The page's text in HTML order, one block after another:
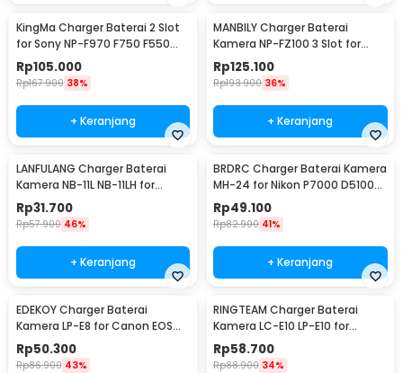
KingMa Charger Baterai 2 Slot
for Sony NP-F970 F750 F550
FM500H FM50 - BM058-F550
Rp105.000
Rp167.900 38%
+ Keranjang
MANBILY Charger Baterai
Kamera NP-FZ100 3 Slot for
Sony ILCE-9 A7M3 - TT-NP-
FZ100
Rp125.100
Rp193.900 36%
+ Keranjang
LANFULANG Charger Baterai
Kamera NB-11L NB-11LH for
Canon IXUS IXY - LF1
Rp31.700
Rp57.900 46%
+ Keranjang
BRDRC Charger Baterai Kamera
MH-24 for Nikon P7000 D5100
D5200 D5300 - BR100
Rp49.100
Rp82.900 41%
+ Keranjang
EDEKOY Charger Baterai
Kamera LP-E8 for Canon EOS
550D 600D 650D 700D - LC-
E8C
Rp50.300
Rp86.900 43%
RINGTEAM Charger Baterai
Kamera LC-E10 LP-E10 for
Canon EOS 1100D X50 - LC-E10
Rp58.700
Rp88.900 34%